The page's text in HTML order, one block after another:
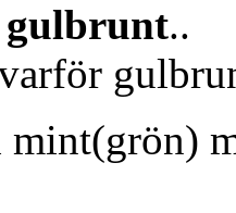
gulbrunt..
mint(grön)